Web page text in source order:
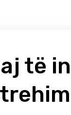
të